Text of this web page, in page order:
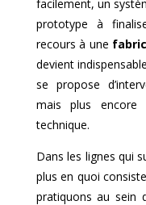
facilement, un
prototype à
recours à une
devient
se propose
mais plus encore
technique.
Dans les lignes qui
plus en quoi
pratiquons au sein